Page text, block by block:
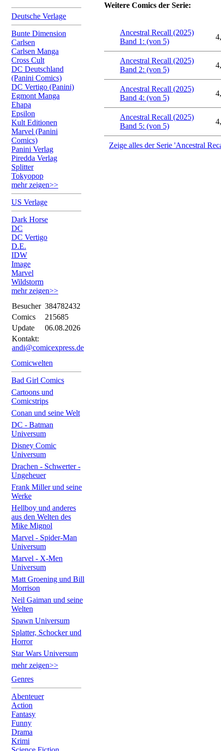
Deutsche Verlage
Bunte Dimension
Carlsen
Carlsen Manga
Cross Cult
DC Deutschland
(Panini Comics)
DC Vertigo (Panini)
Egmont Manga
Ehapa
Epsilon
Kult Editionen
Marvel (Panini
Comics)
Panini Verlag
Piredda Verlag
Splitter
Tokyopop
mehr zeigen>>
US Verlage
Dark Horse
DC
DC Vertigo
D.E.
IDW
Image
Marvel
Wildstorm
mehr zeigen>>
Besucher 384782432
Comics
215685
Update
06.08.2026
Kontakt:
andi@comicexpress.de
Comicwelten
Bad Girl Comics
Cartoons und
Comicstrips
Conan und seine Welt
DC - Batman
Universum
Disney Comic
Universum
Drachen - Schwerter -
Ungeheuer
Frank Miller und seine
Werke
Hellboy und anderes
aus den Welten des
Mike Mignol
Marvel - Spider-Man
Universum
Marvel - X-Men
Universum
Matt Groening und Bill
Morrison
Neil Gaiman und seine
Welten
Spawn Universum
Splatter, Schocker und
Horror
Star Wars Universum
mehr zeigen>>
Genres
Abenteuer
Action
Fantasy
Funny
Drama
Krimi
Weitere Comics der Serie:
Ancestral Recall (2025)
Band 1: (von 5)
Ancestral Recall (2025)
Band 2: (von 5)
Ancestral Recall (2025)
Band 4: (von 5)
Ancestral Recall (2025)
Band 5: (von 5)
Zeige alles der Serie 'Ancestral